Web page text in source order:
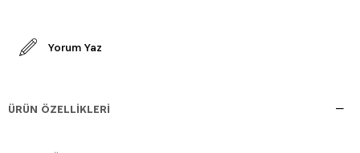
Yorum Yaz
ÜRÜN ÖZELLIKLERI